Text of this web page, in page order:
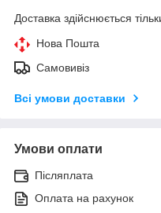
Доставка здійснюється
Нова Пошта
Самовивіз
Всі умови доставки
Умови оплати
Післяплата
Оплата на рахунок